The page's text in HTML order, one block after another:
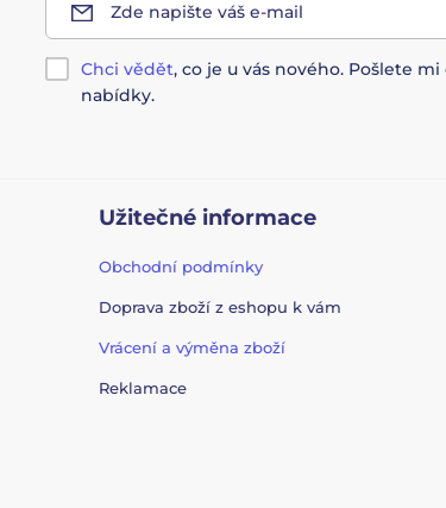
Zde napište váš e-mail
Chci vědět, co je u vás nového. Pošlete
nabídky.
Užitečné informace
Obchodní podmínky
Doprava zboží z eshopu k vám
Vrácení a výměna zboží
Reklamace